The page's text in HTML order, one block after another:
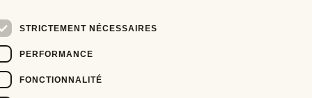
STRICTEMENT NÉCESSAIRES
PERFORMANCE
FONCTIONNALITÉ